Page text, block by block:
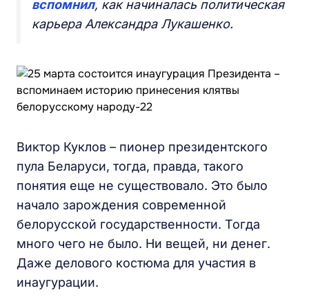
вспомнил, как начиналась политическая
карьера Александра Лукашенко.
Виктор Куклов – пионер президентского
пула Беларуси, тогда, правда, такого
понятия еще не существовало. Это было
начало зарождения современной
белорусской государственности. Тогда
много чего не было. Ни вещей, ни денег.
Даже делового костюма для участия в
инаугурации.